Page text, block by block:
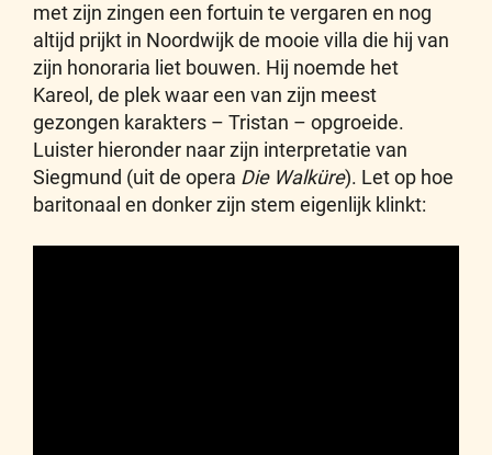
met zijn zingen een fortuin te vergaren en nog
altijd prijkt in Noordwijk de mooie villa die hij van
zijn honoraria liet bouwen. Hij noemde het
Kareol, de plek waar een van zijn meest
gezongen karakters – Tristan – opgroeide.
Luister hieronder naar zijn interpretatie van
Siegmund (uit de opera Die Walküre). Let op hoe
baritonaal en donker zijn stem eigenlijk klinkt: